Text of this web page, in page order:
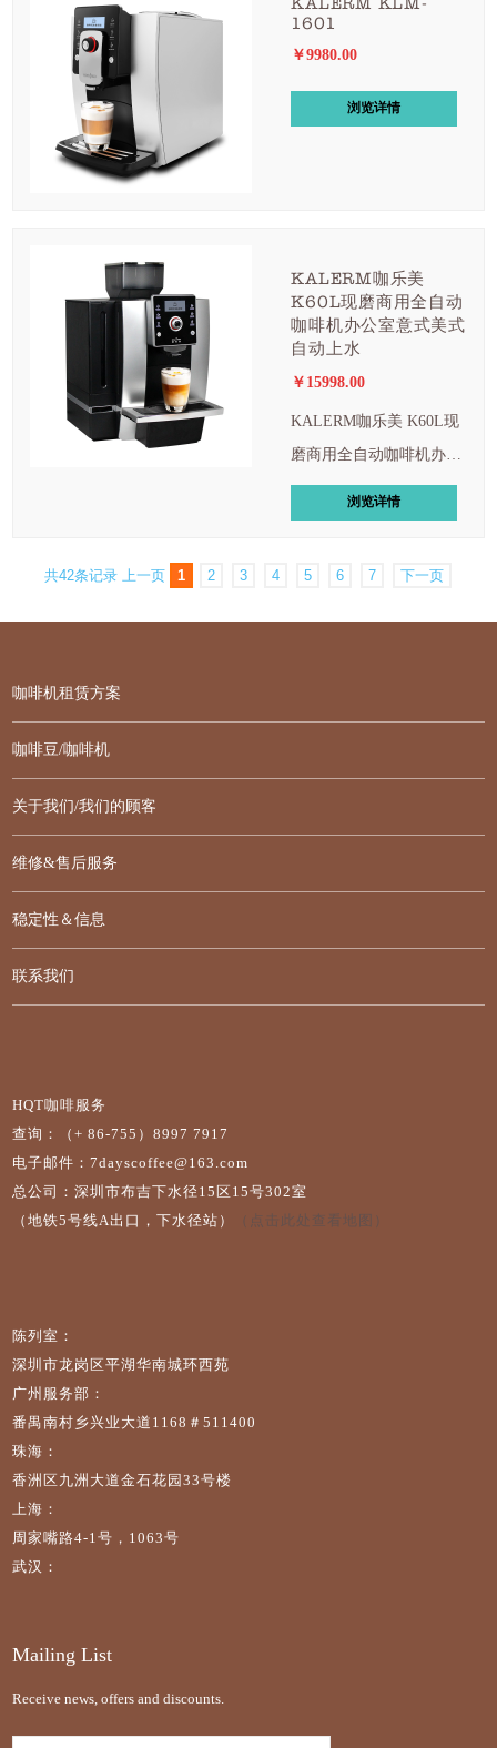
1601
￥9980.00
浏览详情
KALERM咖乐美
K60L现磨商用全自动
咖啡机办公室意式美式
自动上水
￥15998.00
KALERM咖乐美 K60L现
磨商用全自动咖啡机办公
室意式美式自动上水
浏览详情
共42条记录 上一页 1 2 3 4 5 6 7 下一页
咖啡机租赁方案
咖啡豆/咖啡机
关于我们/我们的顾客
维修&售后服务
稳定性＆信息
联系我们
HQT咖啡服务
查询：（+ 86-755）8997 7917
电子邮件：7dayscoffee@163.com
总公司：深圳市布吉下水径15区15号302室
（地铁5号线A出口，下水径站）
（点击此处查看地图）
陈列室：
深圳市龙岗区平湖华南城环西苑
广州服务部：
番禺南村乡兴业大道1168＃511400
珠海：
香洲区九洲大道金石花园33号楼
上海：
周家嘴路4-1号，1063号
武汉：
Mailing List
Receive news, offers and discounts.